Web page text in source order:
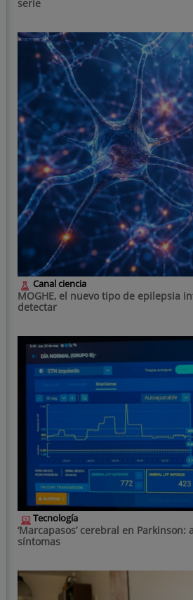
serie
Canal ciencia
MOGHE, el nuevo tipo de epilepsia
detectar
Tecnología
‘Marcapasos’ cerebral en Parkinson:
síntomas